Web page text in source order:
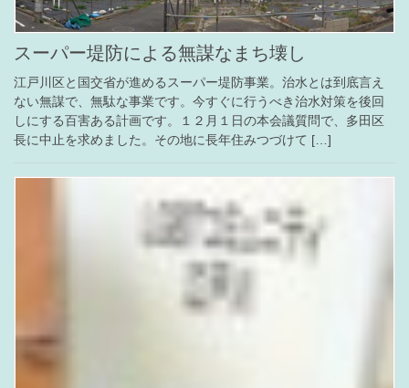
スーパー堤防による無謀なまち壊し
江戸川区と国交省が進めるスーパー堤防事業。治水とは到底言え
ない無謀で、無駄な事業です。今すぐに行うべき治水対策を後回
しにする百害ある計画です。１２月１日の本会議質問で、多田区
長に中止を求めました。その地に長年住みつづけて […]